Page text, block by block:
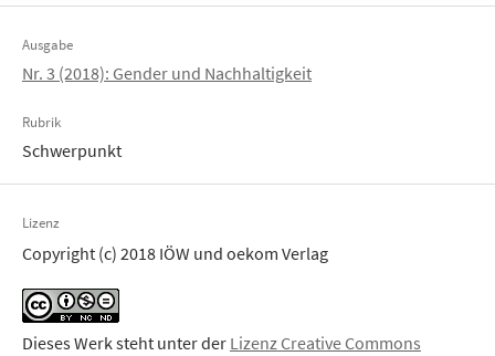
Ausgabe
Nr. 3 (2018): Gender und Nachhaltigkeit
Rubrik
Schwerpunkt
Lizenz
Copyright (c) 2018 IÖW und oekom Verlag
Dieses Werk steht unter der Lizenz Creative Commons